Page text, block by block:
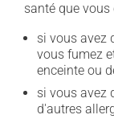
santé que vous
si vous avez
vous fumez
enceinte ou
si vous avez
d'autres